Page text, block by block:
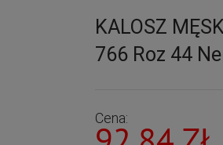
KALOSZ
766 Roz 44
Cena: